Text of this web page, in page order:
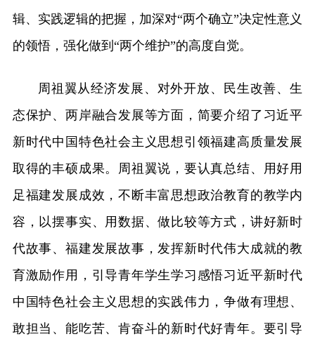
辑、实践逻辑的把握，加深对“两个确立”决定性意义
的领悟，强化做到“两个维护”的高度自觉。
周祖翼从经济发展、对外开放、民生改善、生
态保护、两岸融合发展等方面，简要介绍了习近平
新时代中国特色社会主义思想引领福建高质量发展
取得的丰硕成果。周祖翼说，要认真总结、用好用
足福建发展成效，不断丰富思想政治教育的教学内
容，以摆事实、用数据、做比较等方式，讲好新时
代故事、福建发展故事，发挥新时代伟大成就的教
育激励作用，引导青年学生学习感悟习近平新时代
中国特色社会主义思想的实践伟力，争做有理想、
敢担当、能吃苦、肯奋斗的新时代好青年。要引导